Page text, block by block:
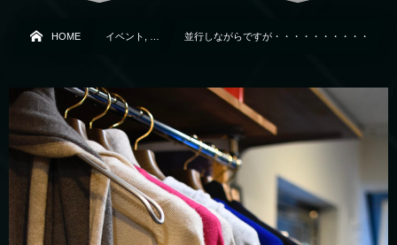
HOME イベント, … 並行しながらですが・・・・・・・・・・